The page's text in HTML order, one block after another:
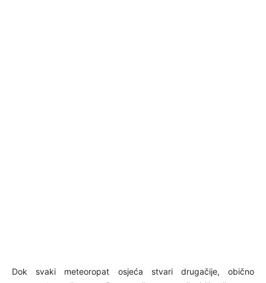
Dok svaki meteoropat osjeća stvari drugačije, obično